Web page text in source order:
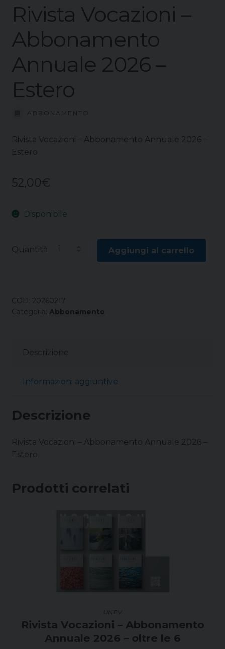
Rivista Vocazioni –
Abbonamento
Annuale 2026 –
Estero
ABBONAMENTO
Rivista Vocazioni – Abbonamento Annuale 2026 –
Estero
52,00€
Disponibile
Quantità Aggiungi al carrello
COD: 20260217
Categoria: Abbonamento
Descrizione
Informazioni aggiuntive
Descrizione
Rivista Vocazioni – Abbonamento Annuale 2026 –
Estero
Prodotti correlati
UNPV
Rivista Vocazioni – Abbonamento
Annuale 2026 – oltre le 6